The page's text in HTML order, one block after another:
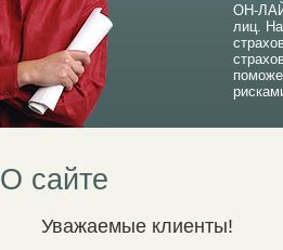
ОН-
лиц.
О сайте
Уважаемые клиенты!